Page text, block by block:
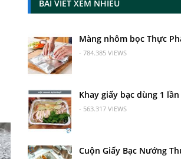
BÀI VIẾT XEM NHIỀU
Màng nhôm bọc Thực
- 784.385 VIEWS
Khay giấy bạc dùng 1 lần
- 563.317 VIEWS
Cuộn Giấy Bạc Nướng